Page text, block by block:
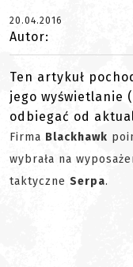
20.04.2016
Autor:
Ten artykuł
jego wyświetlanie
odbiegać od
Firma Blackhawk
wybrała na
taktyczne Serpa.